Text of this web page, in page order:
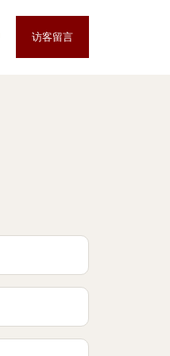
访客留言